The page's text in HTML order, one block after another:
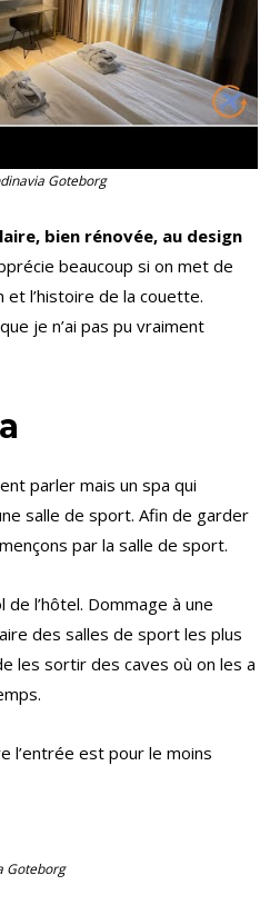
Goteborg
bien rénovée, au design
beaucoup si on met de
et l’histoire de la couette.
je n’ai pas pu vraiment
parler mais un spa qui
salle de sport. Afin de garder
par la salle de sport.
l’hôtel. Dommage à une
des salles de sport les plus
les sortir des caves où on les a
l’entrée est pour le moins
Goteborg